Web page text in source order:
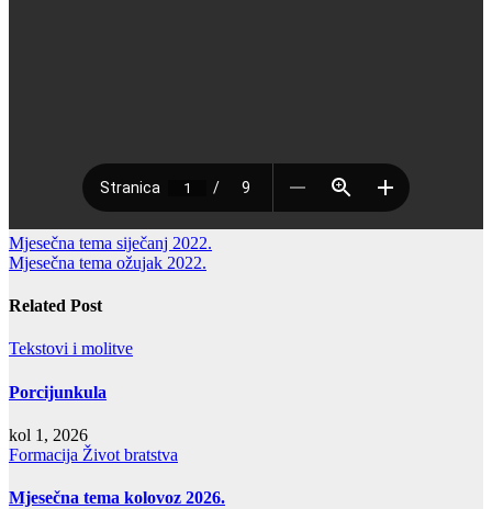
Navigacija
objava
Mjesečna tema siječanj 2022.
Mjesečna tema ožujak 2022.
Related Post
Tekstovi i molitve
Porcijunkula
kol 1, 2026
Formacija Život bratstva
Mjesečna tema kolovoz 2026.